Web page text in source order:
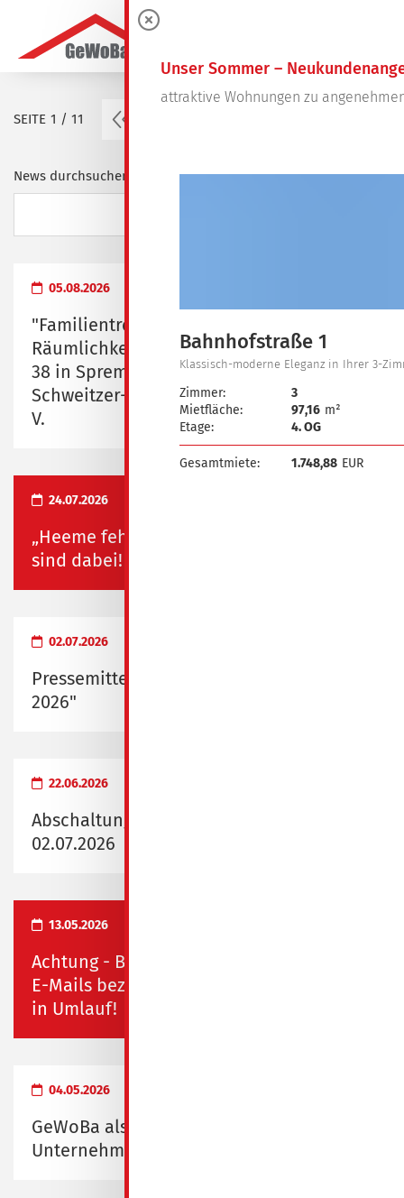
SEITE 1 / 11
News durchsuchen ...
05.08.2026
"Familientreff" - Übergabe der
Räumlichkeiten in der Dresdener Straße
38 in Spremberg an das Albert-
Schweitzer-Familienwerk Brandenburg e.
V.
24.07.2026
„Heeme fehlste“ und „Heimatfest“ – wir
sind dabei!
02.07.2026
Pressemitteilung zum "Probewohnen
2026"
22.06.2026
Abschaltung Fernwärme vom 29.06.2026 -
02.07.2026
13.05.2026
Achtung - Betrug in Spremberg! Falsche
E-Mails bezüglich Rauchmelderkontrolle
in Umlauf!
04.05.2026
GeWoBa als "Familienfreundliches
Unternehmen" ausgezeichnet
Unser Sommer –
attraktive Wohnungen zu
Bahnhofstraße 1
Klassisch-moderne Eleganz in Ihrer 3-
Zimmer:
3
Mietfläche:
97,16 m²
Etage:
4. OG
Gesamtmiete: 1.748,88 EUR